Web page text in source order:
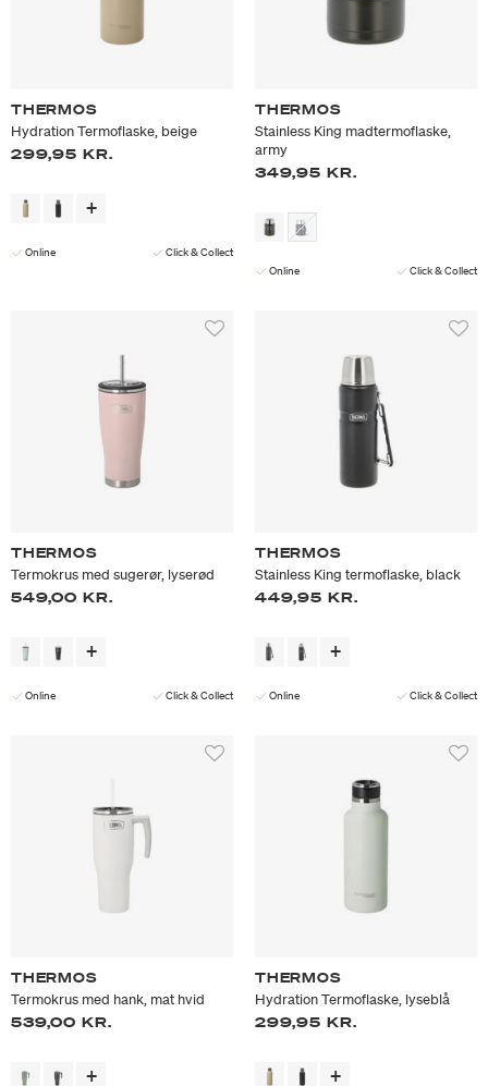
THERMOS
Hydration Termoflaske, beige
299,95 KR.
Online Click & Collect
THERMOS
Stainless King madtermoflaske,
army
349,95 KR.
Online Click & Collect
THERMOS
Termokrus med sugerør, lyserød
549,00 KR.
Online Click & Collect
THERMOS
Stainless King termoflaske, black
449,95 KR.
Online Click & Collect
THERMOS
Termokrus med hank, mat hvid
539,00 KR.
THERMOS
Hydration Termoflaske, lyseblå
299,95 KR.